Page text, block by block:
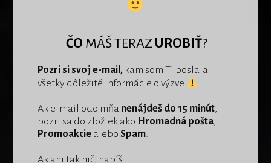
ČO MÁŠ TERAZ UROBIŤ?
Pozri si svoj e-mail, kam som Ti poslala
všetky dôležité informácie o výzve
Ak e-mail odo mňa nenájdeš do 15 minút,
pozri sa do zložiek ako Hromadná pošta,
Promoakciealebo Spam.
Ak ani tak nič, napíš